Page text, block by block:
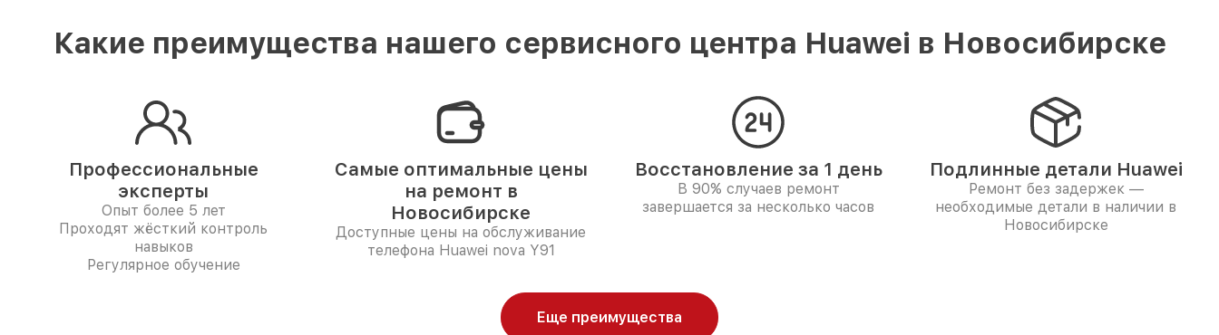
Какие преимущества нашего сервисного центра Huawei в Новосибирске
Профессиональные
эксперты
Опыт более 5 лет
Проходят жёсткий контроль
навыков
Регулярное обучение
Самые оптимальные цены
на ремонт в
Новосибирске
Доступные цены на обслуживание
телефона Huawei nova Y91
Восстановление за 1 день
В 90% случаев ремонт
завершается за несколько часов
Подлинные детали Huawei
Ремонт без задержек —
необходимые детали в наличии в
Новосибирске
Еще преимущества